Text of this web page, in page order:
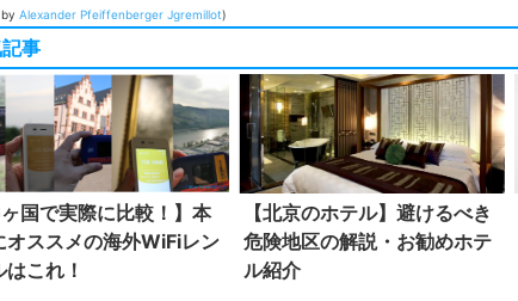
Alexander Pfeiffenberger Jgremillot)
事
ヶ国で実際に比較！】本
オススメの海外WiFiレン
はこれ！
【北京のホテル】避けるべき
危険地区の解説・お勧めホテ
ル紹介